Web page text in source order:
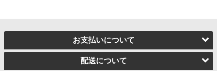
お支払いについて
配送について